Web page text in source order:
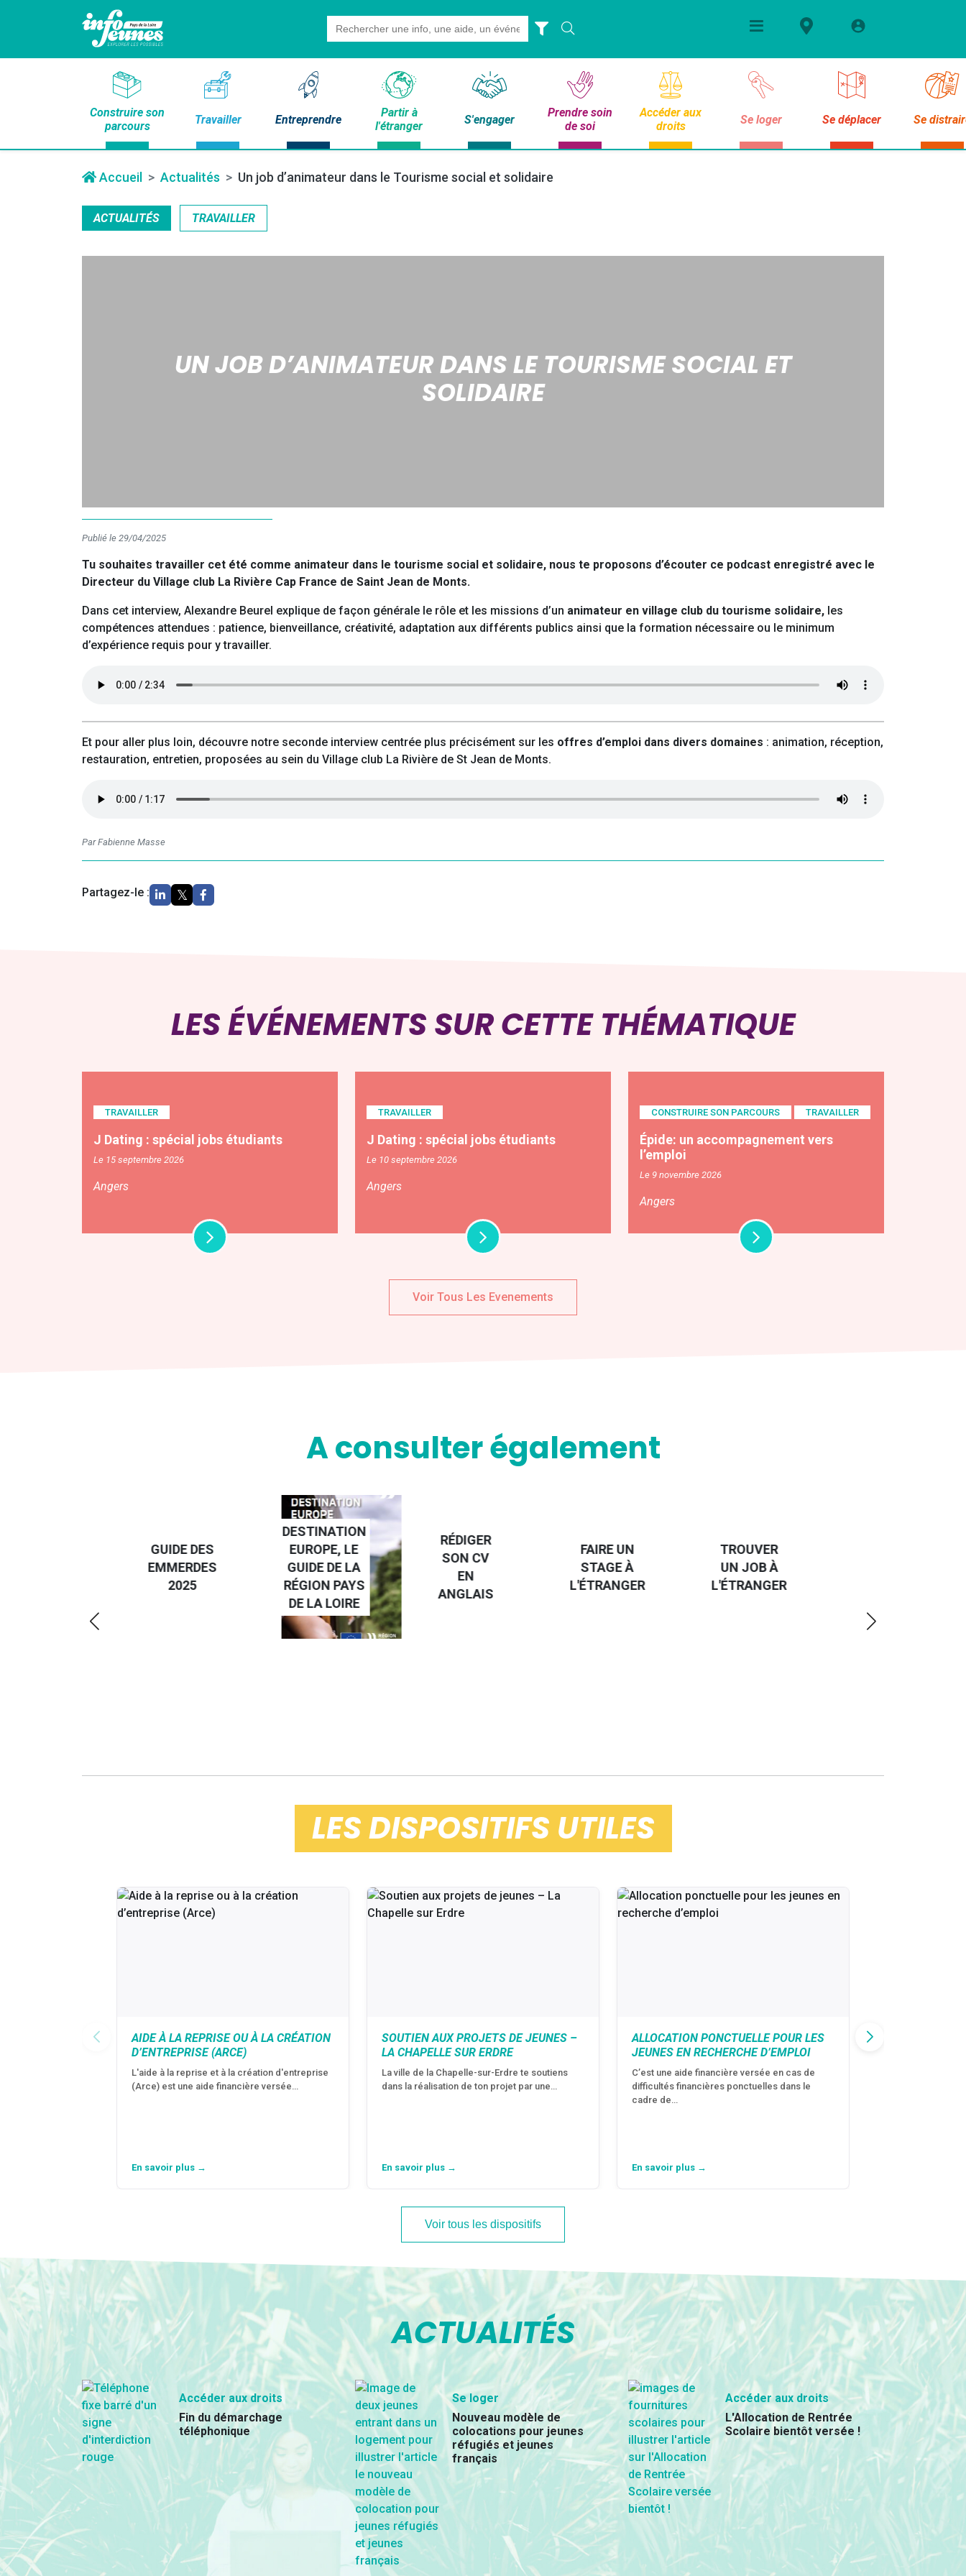
Search
for:
Construire son
parcours
Travailler Entreprendre
Partir à
l'étranger
S'engager
Prendre soin
de soi
Accéder aux
droits
Se loger Se déplacer Se
Accueil Actualités Un job d’animateur dans le Tourisme social et solidaire
ACTUALITÉS TRAVAILLER
UN JOB D’ANIMATEUR DANS LE TOURISME SOCIAL ET
SOLIDAIRE
Publié le 29/04/2025
Tu souhaites travailler cet été comme animateur dans le tourisme social et solidaire, nous te proposons d’écouter ce podcast enregistré avec le
Directeur du Village club La Rivière Cap France de Saint Jean de Monts.
Dans cet interview, Alexandre Beurel explique de façon générale le rôle et les missions d’un animateur en village club du tourisme solidaire, les
compétences attendues : patience, bienveillance, créativité, adaptation aux différents publics ainsi que la formation nécessaire ou le minimum
d’expérience requis pour y travailler.
Et pour aller plus loin, découvre notre seconde interview centrée plus précisément sur les offres d’emploi dans divers domaines : animation, réception,
restauration, entretien, proposées au sein du Village club La Rivière de St Jean de Monts.
Par Fabienne Masse
Partagez-le :
LES ÉVÉNEMENTS SUR CETTE THÉMATIQUE
TRAVAILLER
J Dating : spécial jobs étudiants
Le 15 septembre 2026
Angers
TRAVAILLER
J Dating : spécial jobs étudiants
Le 10 septembre 2026
Angers
CONSTRUIRE SON PARCOURS TRAVAILLER
Épide: un accompagnement vers
l’emploi
Le 9 novembre 2026
Angers
Voir Tous Les Evenements
A consulter également
GUIDE DES
EMMERDES
2025
DESTINATION
EUROPE, LE
GUIDE DE LA
RÉGION PAYS
DE LA LOIRE
RÉDIGER
SON CV
EN
ANGLAIS
FAIRE UN
STAGE À
L'ÉTRANGER
TROUVER
UN JOB À
L'ÉTRANGER
LES DISPOSITIFS UTILES
AIDE À LA REPRISE OU À LA CRÉATION
D’ENTREPRISE (ARCE)
L'aide à la reprise et à la création d'entreprise
(Arce) est une aide financière versée…
En savoir plus →
SOUTIEN AUX PROJETS DE JEUNES –
LA CHAPELLE SUR ERDRE
La ville de la Chapelle-sur-Erdre te soutiens
dans la réalisation de ton projet par une…
En savoir plus →
ALLOCATION PONCTUELLE POUR LES
JEUNES EN RECHERCHE D’EMPLOI
C’est une aide financière versée en cas de
difficultés financières ponctuelles dans le
cadre de…
En savoir plus →
Voir tous les dispositifs
ACTUALITÉS
Accéder aux droits
Fin du démarchage
téléphonique
Se loger
Nouveau modèle de
colocations pour jeunes
réfugiés et jeunes
français
Accéder aux droits
L'Allocation de Rentrée
Scolaire bientôt versée !